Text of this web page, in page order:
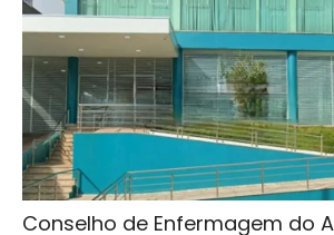
Conselho de Enfermagem do